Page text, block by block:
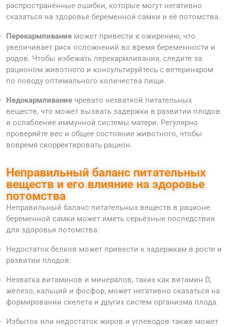
распространённые ошибки, которые могут негативно
сказаться на здоровье беременной самки и её потомства.
Перекармливание может привести к ожирению, что
увеличивает риск осложнений во время беременности и
родов. Чтобы избежать перекармливания, следите за
рационом животного и консультируйтесь с ветеринаром
по поводу оптимального количества пищи.
Недокармливание чревато нехваткой питательных
веществ, что может вызвать задержки в развитии плодов
и ослабление иммунной системы матери. Регулярно
проверяйте вес и общее состояние животного, чтобы
вовремя скорректировать рацион.
Неправильный баланс питательных
веществ и его влияние на здоровье
потомства
Неправильный баланс питательных веществ в рационе
беременной самки может иметь серьёзные последствия
для здоровья потомства:
Недостаток белков может привести к задержкам в росте и
развитии плодов.
Нехватка витаминов и минералов, таких как витамин D,
железо, кальций и фосфор, может негативно сказаться на
формировании скелета и других систем организма плода.
Избыток или недостаток жиров и углеводов также может